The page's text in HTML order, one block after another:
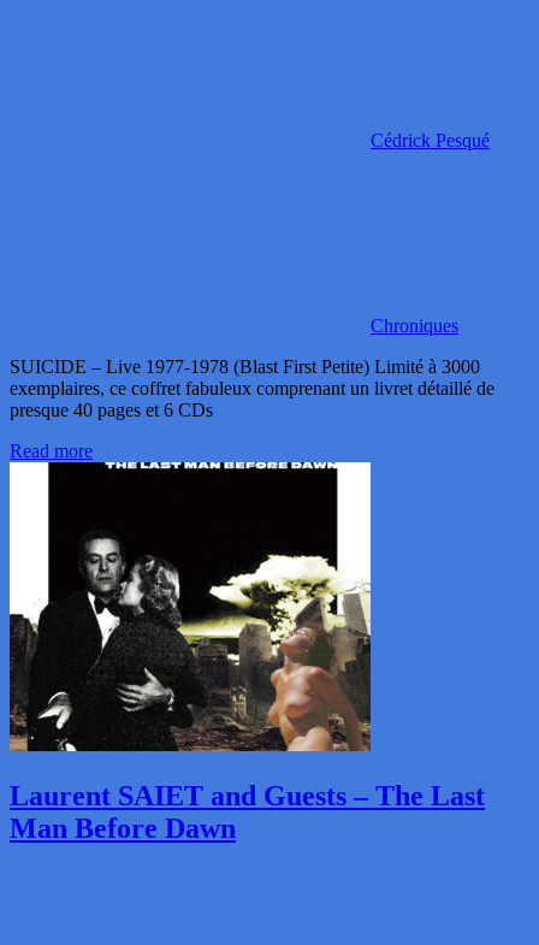
Cédrick Pesqué
Chroniques
SUICIDE – Live 1977-1978 (Blast First Petite) Limité à 3000
exemplaires, ce coffret fabuleux comprenant un livret détaillé de
presque 40 pages et 6 CDs
Read more
Laurent SAIET and Guests – The Last
Man Before Dawn